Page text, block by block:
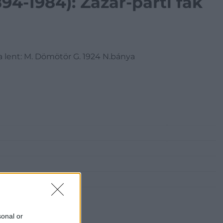
or
lent: M. Dömötör G. 1924 N.bánya